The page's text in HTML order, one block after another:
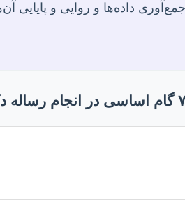
داده‌ها و روایی و پایایی